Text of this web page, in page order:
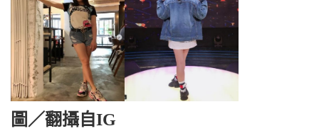
圖／翻攝自IG